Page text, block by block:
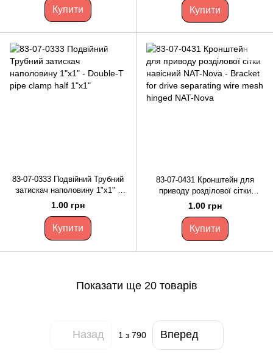
Купити Купити
83-07-0333 Подвійний Трубний
затискач наполовину 1"x1" -
Double-T pipe clamp half 1"x1"
1.00 грн
Купити
83-07-0431 Кронштейн для
приводу розділової сітки
навісний NAT-Nova - Bracket for
drive separating wire mesh
hinged NAT-Nova
1.00 грн
Купити
Показати ще 20 товарів
Назад 1 з 790 Вперед